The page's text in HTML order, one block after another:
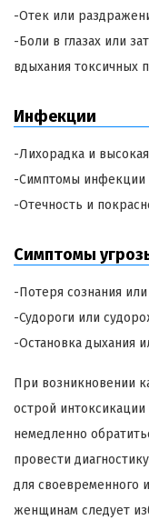
-Отек или
-Боли в глазах или
вдыхания токсичных
Инфекции
-Лихорадка и
-Симптомы инфекции
-Отечность и
Симптомы
-Потеря сознания
-Судороги или
-Остановка дыхания
При возникновении
острой
немедленно
провести
для своевременного
женщинам следует